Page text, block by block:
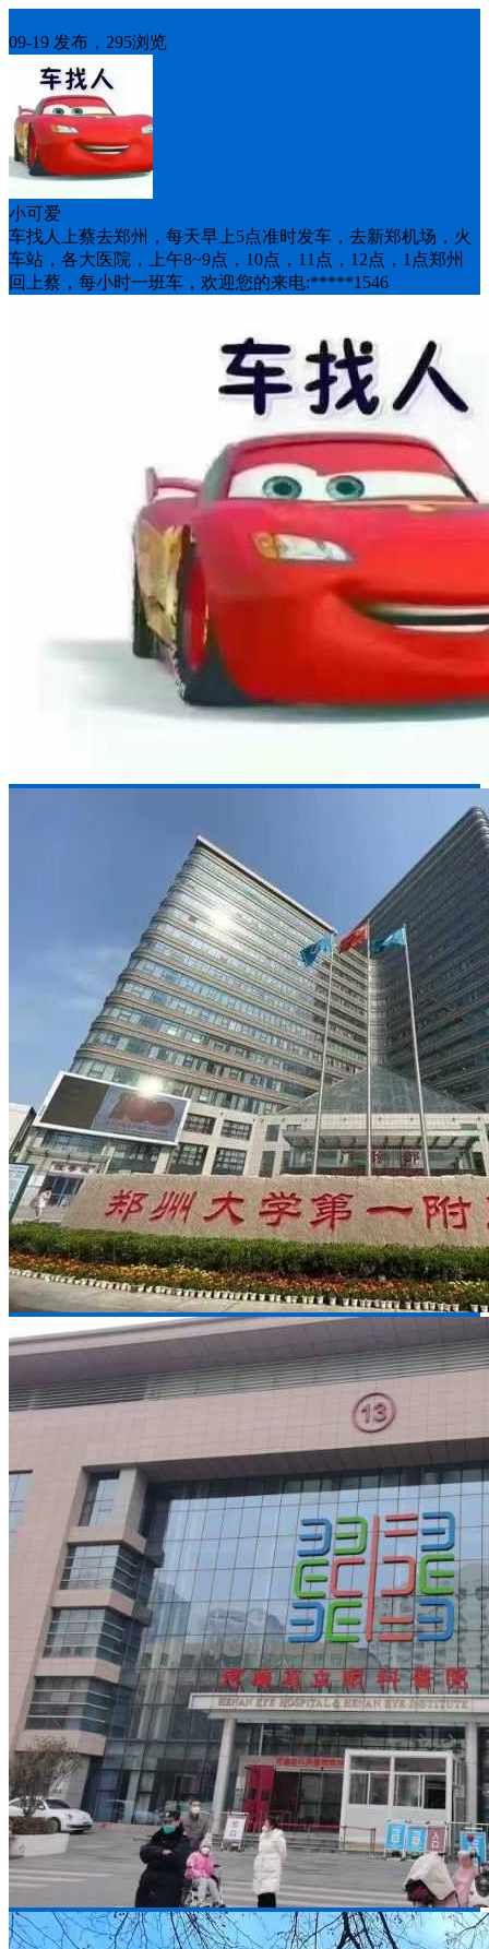
09-19 发布，295浏览
小可爱
车找人上蔡去郑州，每天早上5点准时发车，去新郑机场，火
车站，各大医院，上午8~9点，10点，11点，12点，1点郑州
回上蔡，每小时一班车，欢迎您的来电:*****1546